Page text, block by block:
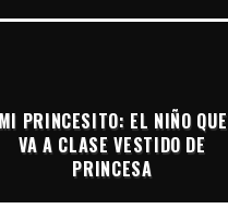
MI PRINCESITO: EL NIÑO QUE
VA A CLASE VESTIDO DE
PRINCESA